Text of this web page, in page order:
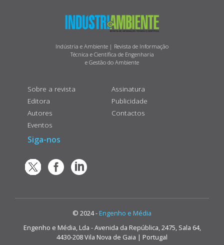
Indústria e Ambiente | Revista de Informação
Técnica e Científica de Engenharia
e Gestão do Ambiente
Sobre a revista
Editora
Autores
Eventos
Assinatura
Publicidade
Contactos
Siga-nos
© 2024 - Engenho e Média
Engenho e Média, Lda - Avenida da República, 2475, Sala 64,
4430-208 Vila Nova de Gaia | Portugal